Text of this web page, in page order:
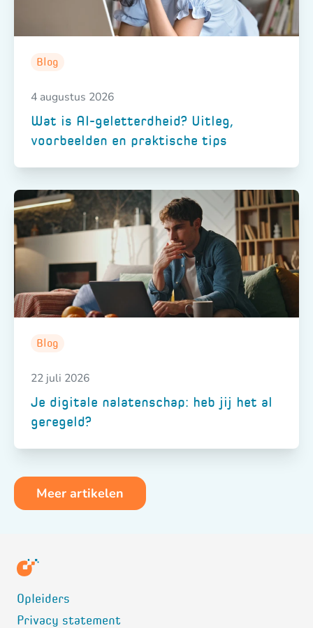
Blog
4 augustus 2026
Wat is AI-geletterdheid? Uitleg,
voorbeelden en praktische tips
Blog
22 juli 2026
Je digitale nalatenschap: heb jij het al
geregeld?
Meer artikelen
Opleiders
Privacy statement